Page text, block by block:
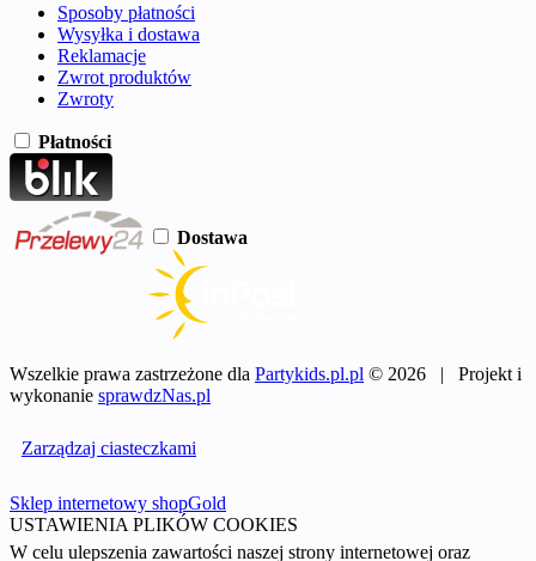
Sposoby płatności
Wysyłka i dostawa
Reklamacje
Zwrot produktów
Zwroty
Płatności
Dostawa
Wszelkie prawa zastrzeżone dla Partykids.pl.pl © 2026 | Projekt i
wykonanie sprawdzNas.pl
Zarządzaj ciasteczkami
Sklep internetowy shopGold
USTAWIENIA PLIKÓW COOKIES
W celu ulepszenia zawartości naszej strony internetowej oraz